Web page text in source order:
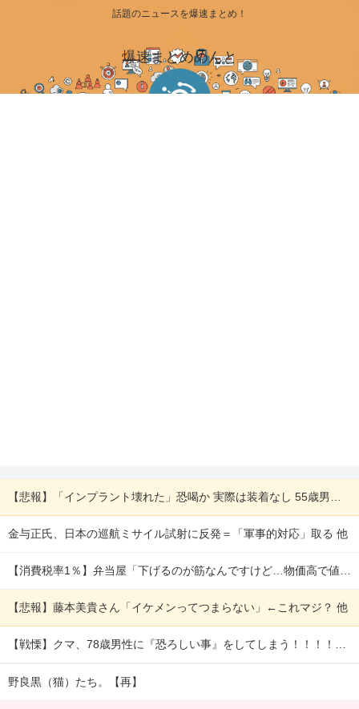
話題のニュースを爆速まとめ！
爆速まとめめんと
【悲報】「インプラント壊れた」恐喝か 実際は装着なし 55歳男逮捕「100件で4000万円得た」 他
金与正氏、日本の巡航ミサイル試射に反発＝「軍事的対応」取る 他
【消費税率1％】弁当屋「下げるのが筋なんですけど…物価高で値段も上げられず利益のないギリギリの状態なので据え置きます」 他
【悲報】藤本美貴さん「イケメンってつまらない」←これマジ？ 他
【戦慄】クマ、78歳男性に『恐ろしい事』をしてしまう！！！！！！！ 他
野良黒（猫）たち。【再】